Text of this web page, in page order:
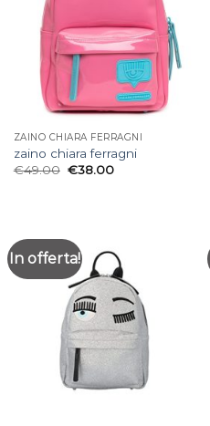
ZAINO CHIARA FERRAGNI
zaino chiara ferragni
€49.00 €38.00
In offerta!